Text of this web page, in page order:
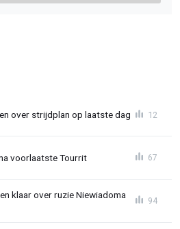
over strijdplan op laatste dag 12
voorlaatste Tourrit 67
klaar over ruzie Niewiadoma
94